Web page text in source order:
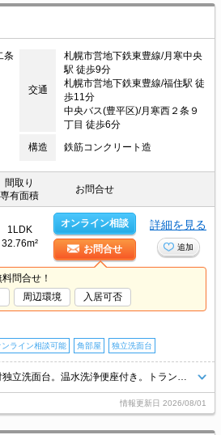
条
交通
札幌市営地下鉄東豊線/月寒中央
駅 徒歩9分
札幌市営地下鉄東豊線/福住駅 徒
歩11分
中央バス(豊平区)/月寒西２条９
丁目 徒歩6分
構造 鉄筋コンクリート造
間取り
専有面積
お問合せ
1LDK
32.76m²
オンライン相談
お問合せ
詳細を見る
追加
問合せ！
周辺環境 入居可否
ンライン相談可能 角部屋 独立洗面台
情報更新日 2026/08/01